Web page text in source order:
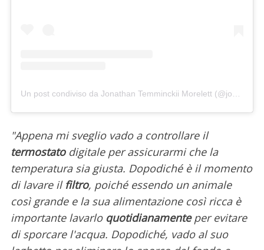
Un post condiviso da Jonathan Temminckii Morelett (@jonathanmoreletti)
"Appena mi sveglio vado a controllare il
termostatodigitale per assicurarmi che la
temperatura sia giusta. Dopodiché è il momento
di lavare il filtro, poiché essendo un animale
così grande e la sua alimentazione così ricca è
importante lavarlo quotidianamenteper evitare
di sporcare l'acqua. Dopodiché, vado al suo